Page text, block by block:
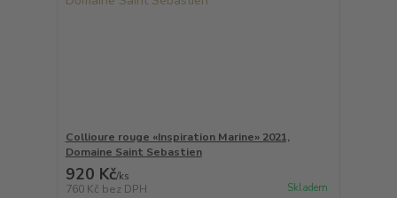
Collioure rouge «Inspiration Marine» 2021,
Domaine Saint Sebastien
920 Kč/ks
760 Kč bez DPH Skladem